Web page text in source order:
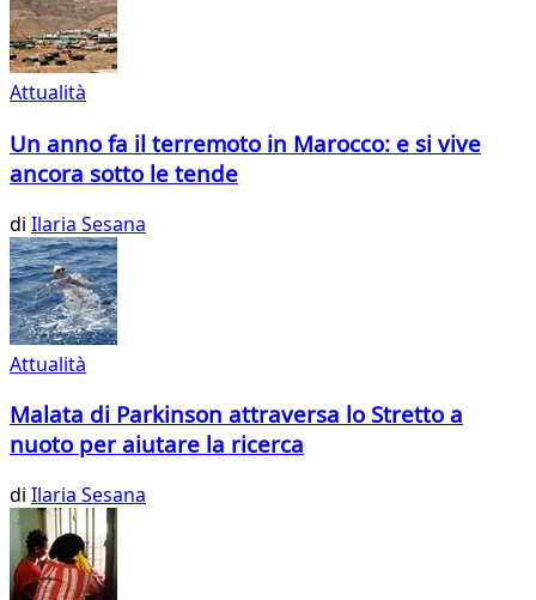
Attualità
Un anno fa il terremoto in Marocco: e si vive
ancora sotto le tende
di Ilaria Sesana
Attualità
Malata di Parkinson attraversa lo Stretto a
nuoto per aiutare la ricerca
di Ilaria Sesana